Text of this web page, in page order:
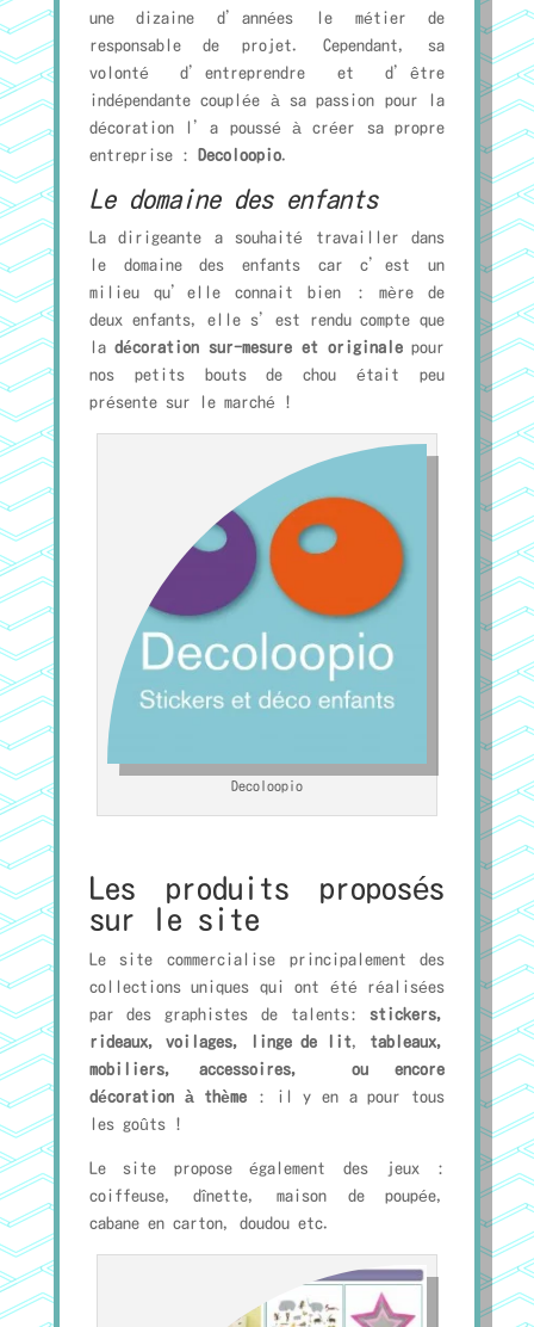
une dizaine d’années le métier de
responsable de projet. Cependant, sa
volonté d’entreprendre et d’être
indépendante couplée à sa passion pour la
décoration l’a poussé à créer sa propre
entreprise :
Decoloopio.
Le domaine des enfants
La dirigeante a souhaité travailler dans
le domaine des enfants car c’est un
milieu qu’elle connait bien : mère de
deux enfants, elle s’est rendu compte que
ladécoration sur-mesure et originalepour
nos petits bouts de chou était peu
présente sur le marché !
Decoloopio
Les produits proposés
sur le site
Le site commercialise principalement des
collections uniques qui ont été réalisées
par des graphistes de talents:stickers,
rideaux, voilages, linge de lit, tableaux,
mobiliers, accessoires, ou encore
décoration à thème : il y en a pour tous
les goûts !
Le site propose également des jeux :
coiffeuse, dînette, maison de poupée,
cabane en carton, doudou etc.